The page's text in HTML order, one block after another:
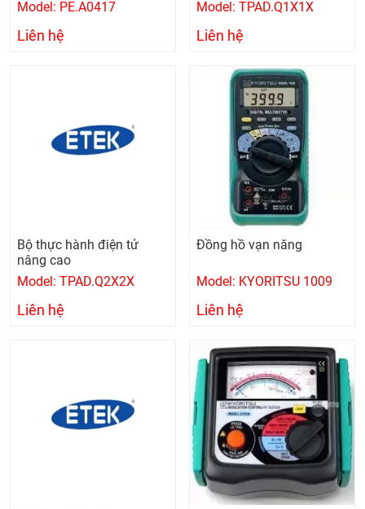
Model: PE.A0417
Liên hệ
Model: TPAD.Q1X1X
Liên hệ
Bộ thực hành điện tử
nâng cao
Model: TPAD.Q2X2X
Liên hệ
Đồng hồ vạn năng
Model: KYORITSU 1009
Liên hệ